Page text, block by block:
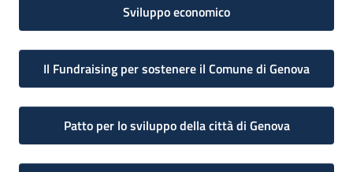
Sviluppo economico
Il Fundraising per sostenere il Comune di Genova
Patto per lo sviluppo della città di Genova